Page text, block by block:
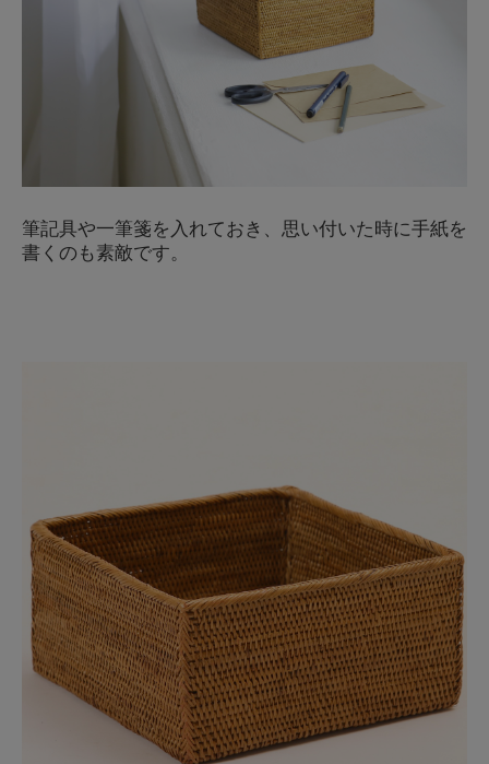
筆記具や一筆箋を入れておき、思い付いた時に手紙を
書くのも素敵です。